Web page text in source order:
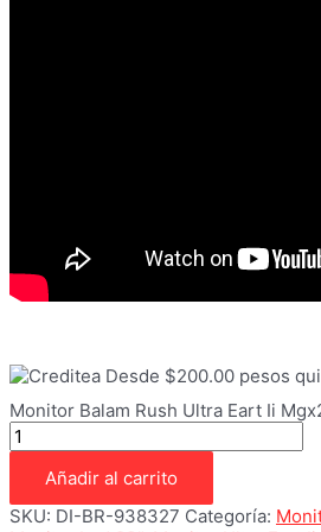
Desde $200.00 pesos
Monitor Balam Rush Ultra Eart Ii
Añadir al carrito
SKU: DI-BR-938327 Categoría: